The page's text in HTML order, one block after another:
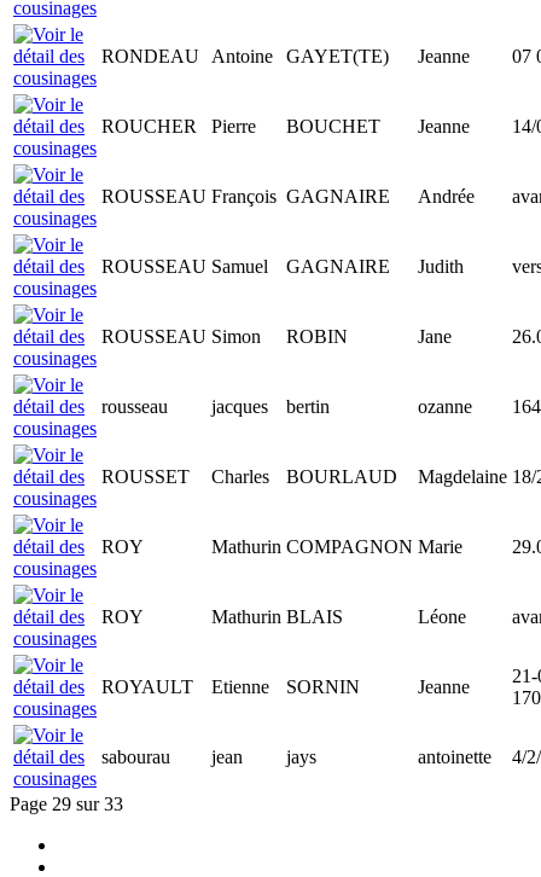
RONDEAU Antoine GAYET(TE) Jeanne 07
ROUCHER Pierre BOUCHET Jeanne 14/
ROUSSEAU François GAGNAIRE Andrée
ROUSSEAU Samuel GAGNAIRE Judith
ROUSSEAU Simon ROBIN Jane
rousseau jacques bertin ozanne
ROUSSET Charles BOURLAUD Magdelaine 18/
ROY Mathurin COMPAGNON Marie
ROY Mathurin BLAIS Léone
ROYAULT Etienne SORNIN Jeanne
21-
sabourau jean jays antoinette 4/
Page 29 sur 33